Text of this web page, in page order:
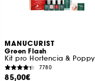
MANUCURIST
Green Flash
7780
85,00€